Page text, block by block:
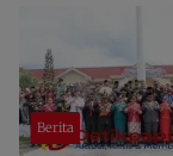
Berita